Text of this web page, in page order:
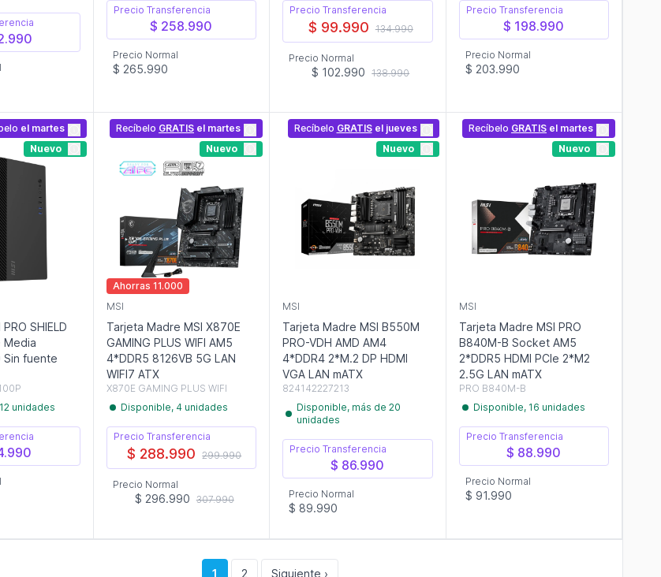
Precio Transferencia
$ 258.990
Precio Normal
$ 265.990
Precio Transferencia
$ 99.990 134.990
Precio Normal
$ 102.990 138.990
Precio Transferencia
$ 198.990
Precio Normal
$ 203.990
el martes
Nuevo
SHIELD
Media
Sin fuente
unidades
Recíbelo GRATIS el martes
Nuevo
Ahorras 11.000
MSI
Tarjeta Madre MSI X870E
GAMING PLUS WIFI AM5
4*DDR5 8126VB 5G LAN
WIFI7 ATX
X870E GAMING PLUS WIFI
Disponible, 4 unidades
Precio Transferencia
$ 288.990 299.990
Precio Normal
$ 296.990 307.990
Recíbelo GRATISel jueves
Nuevo
MSI
Tarjeta Madre MSI B550M
PRO-VDH AMD AM4
4*DDR4 2*M.2 DP HDMI
VGA LAN mATX
824142227213
Disponible, más de 20
unidades
Precio Transferencia
$ 86.990
Precio Normal
$ 89.990
Recíbelo GRATIS el martes
Nuevo
MSI
Tarjeta Madre MSI PRO
B840M-B Socket AM5
2*DDR5 HDMI PCIe 2*M2
2.5G LAN mATX
PRO B840M-B
Disponible, 16 unidades
Precio Transferencia
$ 88.990
Precio Normal
$ 91.990
1 2 Siguiente ›